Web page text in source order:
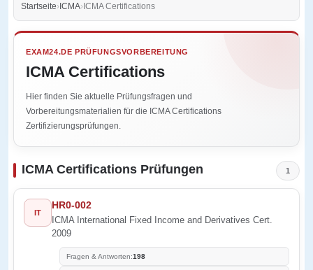
Startseite›ICMA›ICMA Certifications
EXAM24.DE PRÜFUNGSVORBEREITUNG
ICMA Certifications
Hier finden Sie aktuelle Prüfungsfragen und
Vorbereitungsmaterialien für die ICMA Certifications
Zertifizierungsprüfungen.
ICMA Certifications Prüfungen 1
IT
HR0-002
ICMA International Fixed Income and Derivatives Cert.
2009
Fragen & Antworten:198